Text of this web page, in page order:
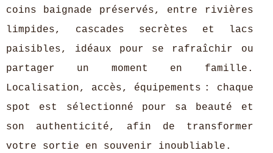
coins baignade préservés, entre rivières
limpides, cascades secrètes et lacs
paisibles, idéaux pour se rafraîchir ou
partager un moment en famille.
Localisation, accès, équipements : chaque
spot est sélectionné pour sa beauté et
son authenticité, afin de transformer
votre sortie en souvenir inoubliable.